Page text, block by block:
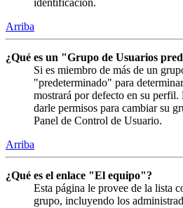
identificación.
Arriba
¿Qué es un "Grupo de Usuarios
Si es miembro de más de un
"predeterminado" para
mostrará por defecto en su
darle permisos para cambiar su
Panel de Control de Usuario.
Arriba
¿Qué es el enlace "El equipo"?
Esta página le provee de la lista
grupo, incluyendo los